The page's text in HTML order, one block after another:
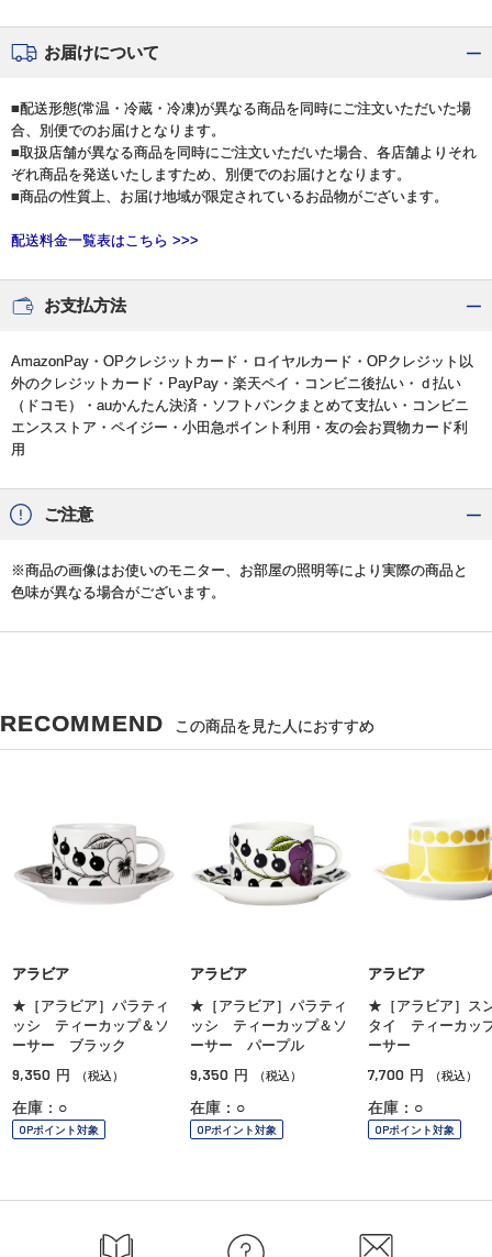
お届けについて
■配送形態(常温・冷蔵・冷凍)が異なる商品を同時にご注文いただいた場
合、別便でのお届けとなります。
■取扱店舗が異なる商品を同時にご注文いただいた場合、各店舗よりそれ
ぞれ商品を発送いたしますため、別便でのお届けとなります。
■商品の性質上、お届け地域が限定されているお品物がございます。
配送料金一覧表はこちら >>>
お支払方法
AmazonPay・OPクレジットカード・ロイヤルカード・OPクレジット以
外のクレジットカード・PayPay・楽天ペイ・コンビニ後払い・ｄ払い
（ドコモ）・auかんたん決済・ソフトバンクまとめて支払い・コンビニ
エンスストア・ペイジー・小田急ポイント利用・友の会お買物カード利
用
ご注意
※商品の画像はお使いのモニター、お部屋の照明等により実際の商品と
色味が異なる場合がございます。
RECOMMEND この商品を見た人におすすめ
アラビア
★［アラビア］パラティ
ッシ ティーカップ＆ソ
ーサー ブラック
9,350 円 （税込）
在庫：○
OPポイント対象
アラビア
★［アラビア］パラティ
ッシ ティーカップ＆ソ
ーサー パープル
9,350 円 （税込）
在庫：○
OPポイント対象
アラビア
★［アラビア］ス
タイ ティーカッ
ーサー
7,700 円 （税込）
在庫：○
OPポイント対象